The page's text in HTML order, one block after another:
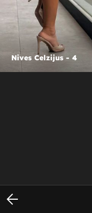
Nives Celzijus - 4